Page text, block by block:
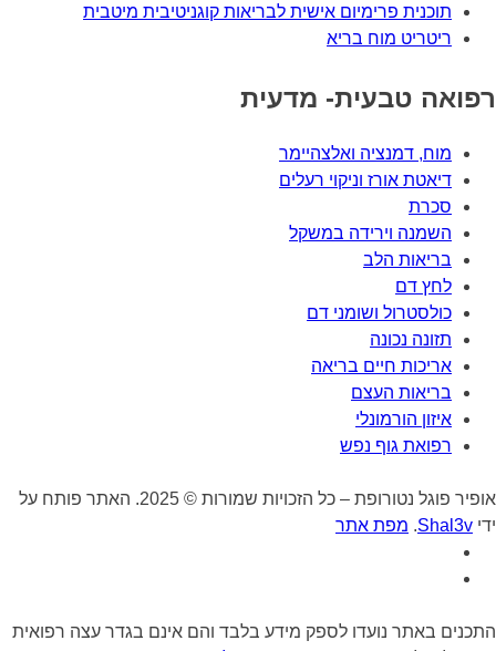
תוכנית פרימיום אישית לבריאות קוגניטיבית מיטבית
ריטריט מוח בריא
רפואה טבעית- מדעית
מוח, דמנציה ואלצהיימר
דיאטת אורז וניקוי רעלים
סכרת
השמנה וירידה במשקל
בריאות הלב
לחץ דם
כולסטרול ושומני דם
תזונה נכונה
אריכות חיים בריאה
בריאות העצם
איזון הורמונלי
רפואת גוף נפש
אופיר פוגל נטורופת – כל הזכויות שמורות © 2025. האתר פותח על
ידי Shal3v
. מפת אתר
התכנים באתר נועדו לספק מידע בלבד והם אינם בגדר עצה רפואית